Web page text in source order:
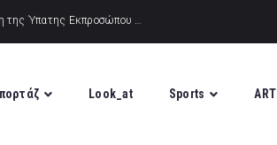
Look_at Sports ART